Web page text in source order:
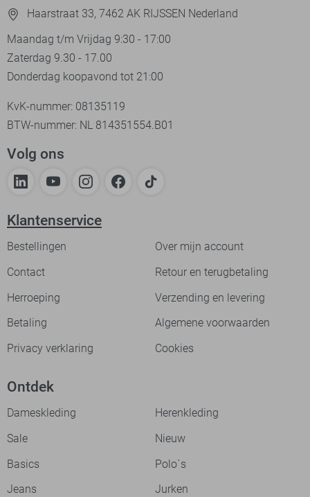
Haarstraat 33, 7462 AK RIJSSEN Nederland
Maandag t/m Vrijdag 9:30 - 17:00
Zaterdag 9.30 - 17.00
Donderdag koopavond tot 21:00
KvK-nummer: 08135119
BTW-nummer: NL 814351554.B01
Volg ons
Klantenservice
Bestellingen
Over mijn account
Contact
Retour en terugbetaling
Herroeping
Verzending en levering
Betaling
Algemene voorwaarden
Privacy verklaring
Cookies
Ontdek
Dameskleding
Herenkleding
Sale
Nieuw
Basics
Polo`s
Jeans
Jurken